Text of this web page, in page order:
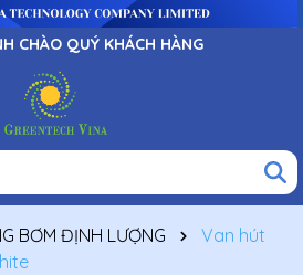
CHÀO QUÝ KHÁCH HÀNG
BƠM ĐỊNH LƯỢNG
Van hút